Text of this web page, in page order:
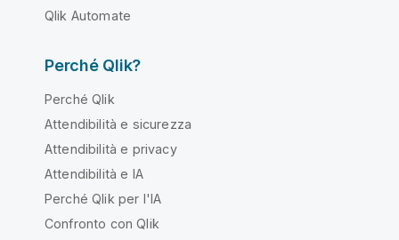
Qlik Automate
Perché Qlik?
Perché Qlik
Attendibilità e sicurezza
Attendibilità e privacy
Attendibilità e IA
Perché Qlik per l'IA
Confronto con Qlik